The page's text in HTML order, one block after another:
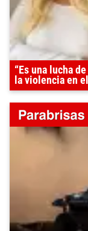
“Es una lucha
la violencia en